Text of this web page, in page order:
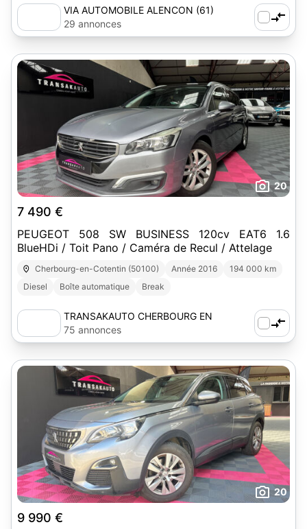
VIA AUTOMOBILE ALENCON (61)
29 annonces
20
7 490 €
PEUGEOT 508 SW BUSINESS 120cv EAT6 1.6
BlueHDi / Toit Pano / Caméra de Recul / Attelage
Cherbourg-en-Cotentin (50100) Année 2016
194 000 km
Diesel
Boîte automatique Break
TRANSAKAUTO CHERBOURG EN
COTENTIN
75 annonces
20
9 990 €